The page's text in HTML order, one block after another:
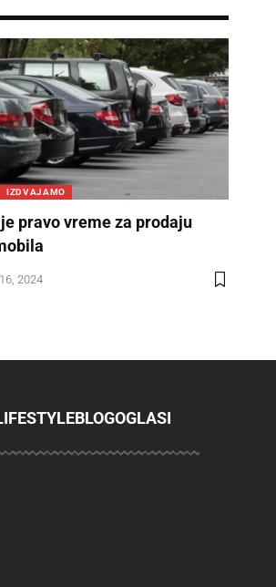
IZDVAJAMO
pravo vreme za prodaju
2024
BLOGOGLASI